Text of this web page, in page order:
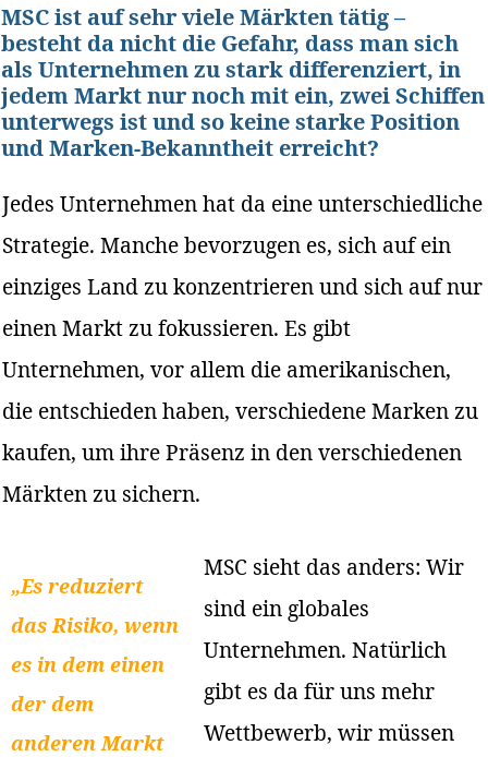
MSC ist auf sehr viele Märkten tätig –
besteht da nicht die Gefahr, dass man sich
als Unternehmen zu stark differenziert, in
jedem Markt nur noch mit ein, zwei Schiffen
unterwegs ist und so keine starke Position
und Marken-Bekanntheit erreicht?
Jedes Unternehmen hat da eine unterschiedliche
Strategie. Manche bevorzugen es, sich auf ein
einziges Land zu konzentrieren und sich auf nur
einen Markt zu fokussieren. Es gibt
Unternehmen, vor allem die amerikanischen,
die entschieden haben, verschiedene Marken zu
kaufen, um ihre Präsenz in den verschiedenen
Märkten zu sichern.
„Es reduziert
das Risiko, wenn
es in dem einen
der dem
anderen Markt
MSC sieht das anders: Wir
sind ein globales
Unternehmen. Natürlich
gibt es da für uns mehr
Wettbewerb, wir müssen